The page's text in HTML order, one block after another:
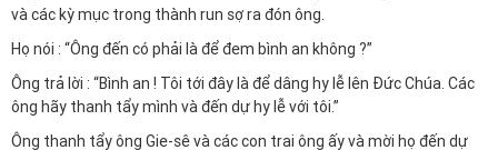
và các kỳ mục trong thành run sợ ra đón ông.
Họ nói : “Ông đến có phải là để đem bình an không ?”
Ông trả lời : “Bình an ! Tôi tới đây là để dâng hy lễ lên Đức Chúa. Các
ông hãy thanh tẩy mình và đến dự hy lễ với tôi.”
Ông thanh tẩy ông Gie-sê và các con trai ông ấy và mời họ đến dự